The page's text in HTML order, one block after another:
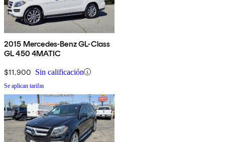
2015 Mercedes-Benz GL-Class
GL 450 4MATIC
$11,900 Sin calificación
Se aplican tarifas